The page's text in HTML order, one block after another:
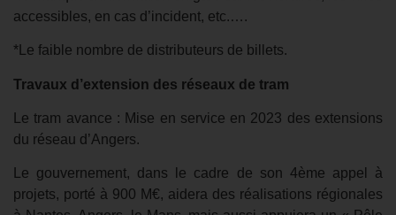
accessibles, en cas d’incident, etc.….
*Le faible nombre de distributeurs de billets.
Travaux d’extension des réseaux de tram
Le tram avance : Mise en service en 2023 des extensions
du réseau d’Angers.
Le gouvernement, dans le cadre de son 4ème appel à
projets, porté à 900 M€, aidera des réalisations régionales